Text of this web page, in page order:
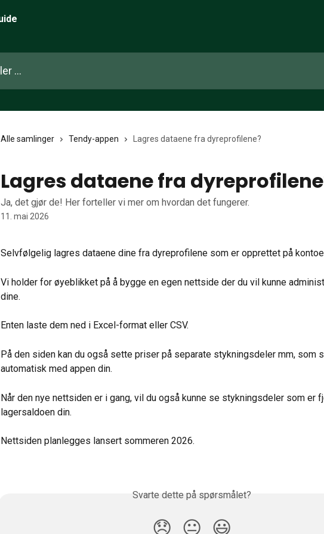
Alle samlinger Tendy-appen Lagres dataene fra dyreprofilene?
Lagres dataene fra
Ja, det gjør de! Her forteller vi mer om hvordan det fungerer.
11. mai 2026
Selvfølgelig lagres dataene dine fra dyreprofilene som er opprettet på
Vi holder for øyeblikket på å bygge en egen nettside der du vil kunne
dine.
Enten laste dem ned i Excel-format eller CSV.
På den siden kan du også sette priser på separate stykningsdeler mm, som
automatisk med appen din.
Når den nye nettsiden er i gang, vil du også kunne se stykningsdeler som er
lagersaldoen din.
Nettsiden planlegges lansert sommeren 2026.
Svarte dette på spørsmålet?
😞 😐 😃